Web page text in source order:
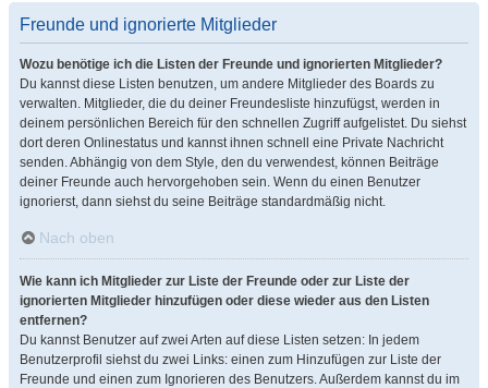
Freunde und ignorierte Mitglieder
Wozu benötige ich die Listen der Freunde und ignorierten Mitglieder?
Du kannst diese Listen benutzen, um andere Mitglieder des Boards zu
verwalten. Mitglieder, die du deiner Freundesliste hinzufügst, werden in
deinem persönlichen Bereich für den schnellen Zugriff aufgelistet. Du siehst
dort deren Onlinestatus und kannst ihnen schnell eine Private Nachricht
senden. Abhängig von dem Style, den du verwendest, können Beiträge
deiner Freunde auch hervorgehoben sein. Wenn du einen Benutzer
ignorierst, dann siehst du seine Beiträge standardmäßig nicht.
Nach oben
Wie kann ich Mitglieder zur Liste der Freunde oder zur Liste der
ignorierten Mitglieder hinzufügen oder diese wieder aus den Listen
entfernen?
Du kannst Benutzer auf zwei Arten auf diese Listen setzen: In jedem
Benutzerprofil siehst du zwei Links: einen zum Hinzufügen zur Liste der
Freunde und einen zum Ignorieren des Benutzers. Außerdem kannst du im